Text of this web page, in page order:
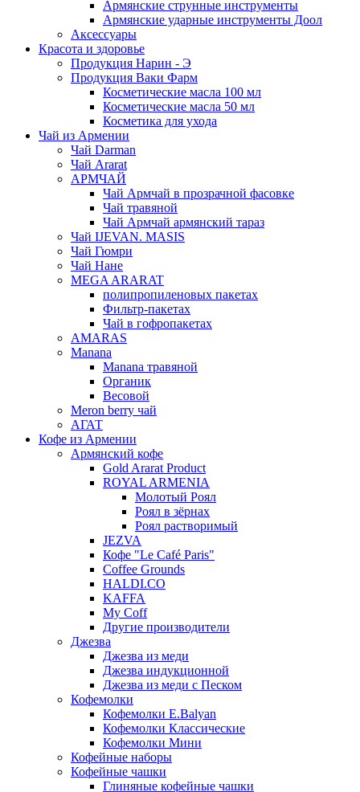
Армянские струнные инструменты
Армянские ударные инструменты Доол
Аксессуары
Красота и здоровье
Продукция Нарин - Э
Продукция Ваки Фарм
Косметические масла 100 мл
Косметические масла 50 мл
Косметика для ухода
Чай из Армении
Чай Darman
Чай Ararat
АРМЧАЙ
Чай Армчай в прозрачной фасовке
Чай травяной
Чай Армчай армянский тараз
Чай IJEVAN. MASIS
Чай Гюмри
Чай Нане
MEGA ARARAT
полипропиленовых пакетах
Фильтр-пакетах
Чай в гофропакетах
AMARAS
Manana
Manana травяной
Органик
Весовой
Meron berry чай
АГАТ
Кофе из Армении
Армянский кофе
Gold Ararat Product
ROYAL ARMENIA
Молотый Роял
Роял в зёрнах
Роял растворимый
JEZVA
Кофе "Le Café Paris"
Coffee Grounds
HALDI.CO
KAFFA
My Coff
Другие производители
Джезва
Джезва из меди
Джезва индукционной
Джезва из меди с Песком
Кофемолки
Кофемолки E.Balyan
Кофемолки Классические
Кофемолки Мини
Кофейные наборы
Кофейные чашки
Глиняные кофейные чашки